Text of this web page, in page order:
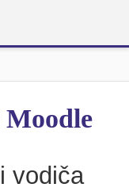
vodiča